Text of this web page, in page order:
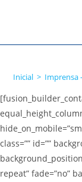
Inicial > Imprensa
class=”” id=””
repeat” fade=”no”